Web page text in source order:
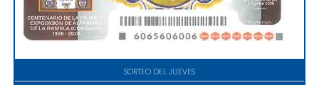
SORTEO DEL JUEVES